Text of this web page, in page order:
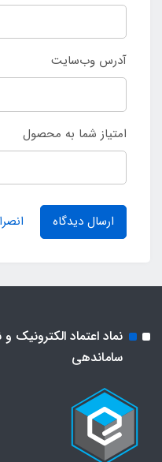
آدرس وب‌سایت
امتیاز شما به محصول
ارسال دیدگاه
نماد اعتماد الکترونیک و
ساماندهی